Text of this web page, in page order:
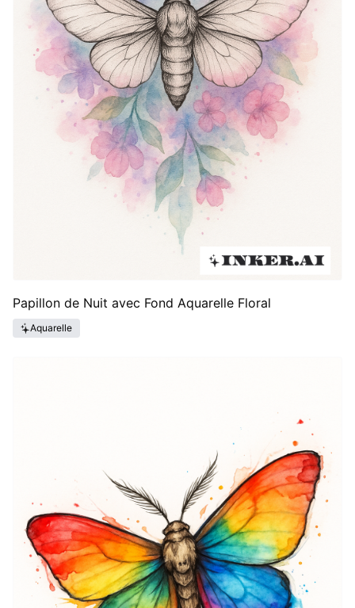
Papillon de Nuit avec Fond Aquarelle Floral
Aquarelle